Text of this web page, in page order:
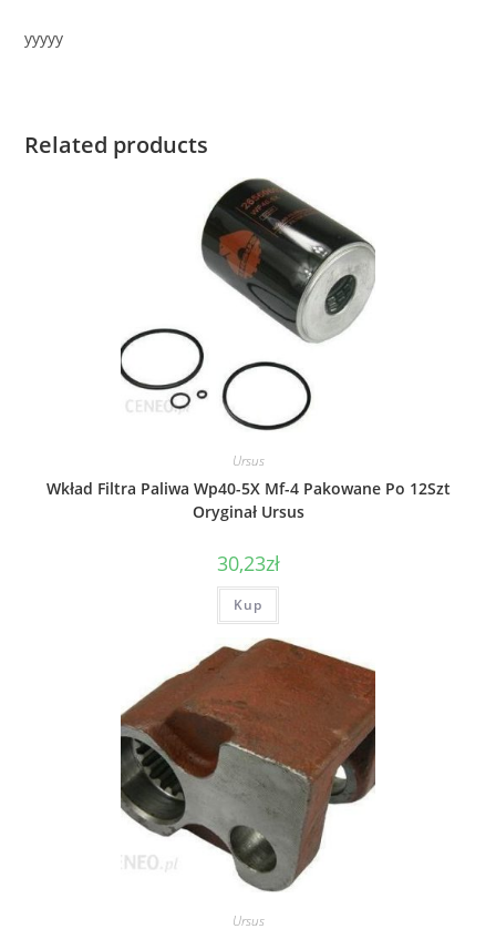
yyyyy
Related products
Ursus
Wkład Filtra Paliwa Wp40-5X Mf-4 Pakowane Po 12Szt
Oryginał Ursus
30,23zł
Kup
Ursus